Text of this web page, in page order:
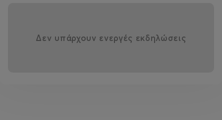
Δεν υπάρχουν ενεργές εκδηλώσεις